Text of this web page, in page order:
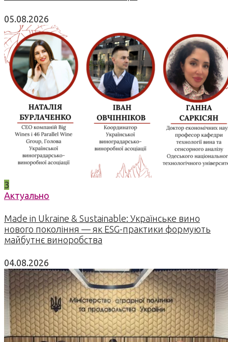
05.08.2026
3
Актуально
Made in Ukraine & Sustainable: Українське вино
нового покоління — як ESG-практики формують
майбутнє виноробства
04.08.2026